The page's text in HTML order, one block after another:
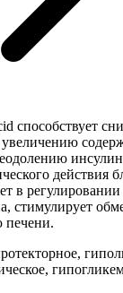
способствует
действия
в
стимулирует
печени.